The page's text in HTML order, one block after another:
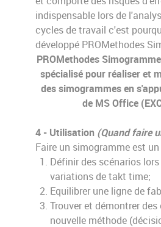
indispensable lors de
cycles de travail c'est
développé PROMethodes
PROMethodes
spécialisé pour réaliser et
des simogrammes en
de MS Office
4 - Utilisation (Quand faire
Faire un simogramme est
Définir des scénarios
variations de takt time;
Equilibrer une ligne de
Trouver et démontrer
nouvelle méthode